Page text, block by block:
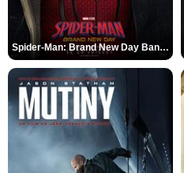
Spider-Man: Brand New Day Bande-annonce VO STFR